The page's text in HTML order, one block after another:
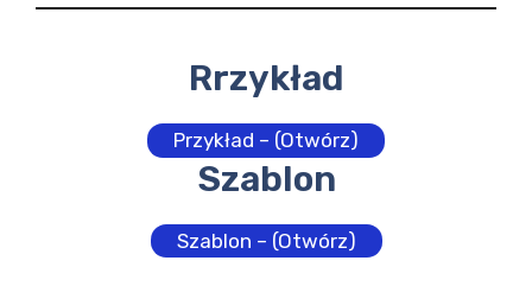
Rrzykład
Przykład – (Otwórz)
Szablon
Szablon – (Otwórz)